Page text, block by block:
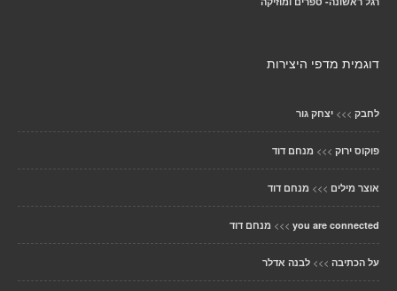
דוגמית מדפי היצירות
לחבק >>> יצחק גור
פוקוס ירוק >>> מנחם דוד
אוצר מילים >>> מנחם דוד
you are connected
>>> מנחם דוד
על הכתיבה >>> לבנה אדלר